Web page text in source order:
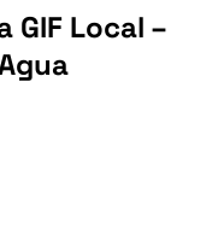
GIF Local –